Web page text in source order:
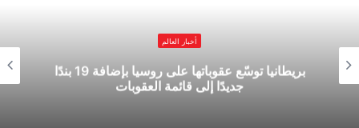
وبالتوازي مع ذلك عقد حوار وطني”.
أخبار العالم
بريطانيا توسّع عقوباتها على روسيا بإضافة 19 بندًا
جديدًا إلى قائمة العقوبات